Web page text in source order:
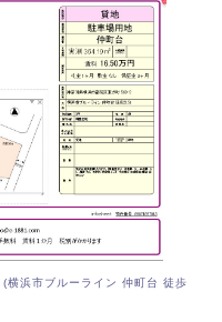
(横浜市ブルーライン 仲町台 徒歩